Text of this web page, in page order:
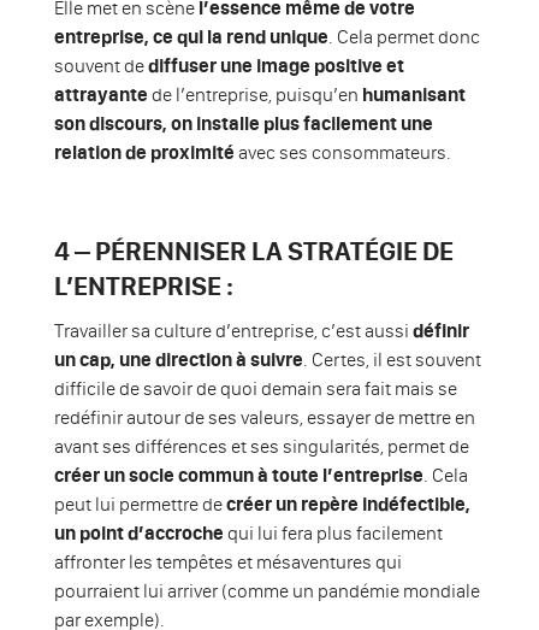
Elle met en scènel’essence même de votre
entreprise, ce qui la rend unique. Cela permet donc
souvent dediffuser une image positive et
attrayante de l’entreprise, puisqu’en humanisant
son discours, on installe plus facilement une
relation de proximité avec ses consommateurs.
4 – PÉRENNISER LA STRATÉGIE DE
L’ENTREPRISE :
Travailler sa culture d’entreprise, c’est aussi définir
un cap, une direction à suivre. Certes, il est souvent
difficile de savoir de quoi demain sera fait mais se
redéfinir autour de ses valeurs, essayer de mettre en
avant ses différences et ses singularités, permet de
créer un socle commun à toute l’entreprise. Cela
peut lui permettre decréer un repère indéfectible,
un point d’accroche qui lui fera plus facilement
affronter les tempêtes et mésaventures qui
pourraient lui arriver (comme un pandémie mondiale
par exemple).